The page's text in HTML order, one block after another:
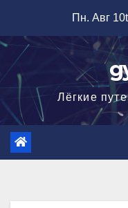
содержимому
Пн. Авг
Лёгкие